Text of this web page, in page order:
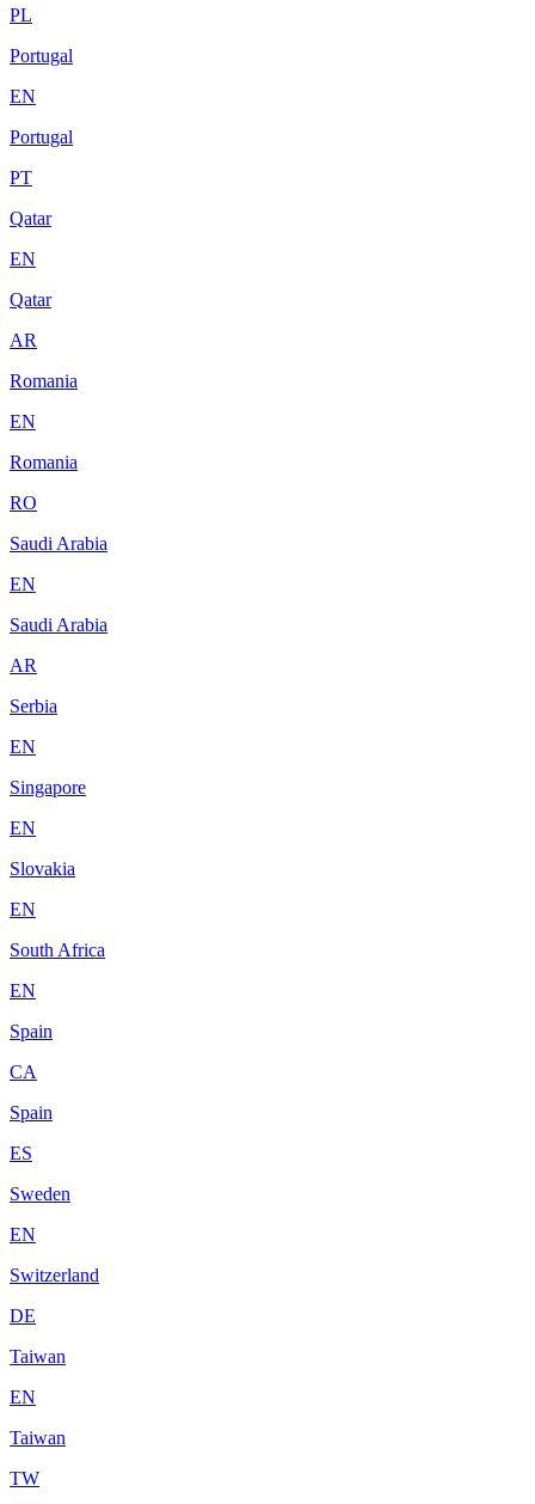
PL
Portugal
EN
Portugal
PT
Qatar
EN
Qatar
AR
Romania
EN
Romania
RO
Saudi Arabia
EN
Saudi Arabia
AR
Serbia
EN
Singapore
EN
Slovakia
EN
South Africa
EN
Spain
CA
Spain
ES
Sweden
EN
Switzerland
DE
Taiwan
EN
Taiwan
TW